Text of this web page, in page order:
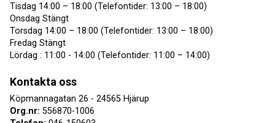
Tisdag 14:00 – 18:00 (Telefontider: 13:00 – 18:00)
Onsdag Stängt
Torsdag 14:00 – 18:00 (Telefontider: 13:00 – 18:00)
Fredag Stängt
Lördag : 11:00 - 14:00 (Telefontider: 11:00 – 14:00)
Kontakta oss
Köpmannagatan 26 - 24565 Hjärup
Org.nr: 556870-1006